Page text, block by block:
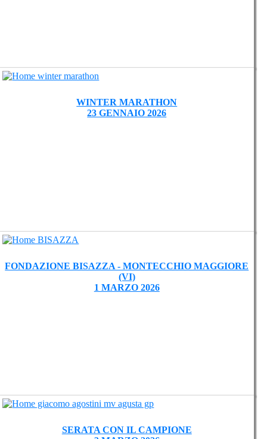
WINTER MARATHON
23 GENNAIO 2026
FONDAZIONE BISAZZA - MONTECCHIO MAGGIORE
(VI)
1 MARZO 2026
SERATA CON IL CAMPIONE